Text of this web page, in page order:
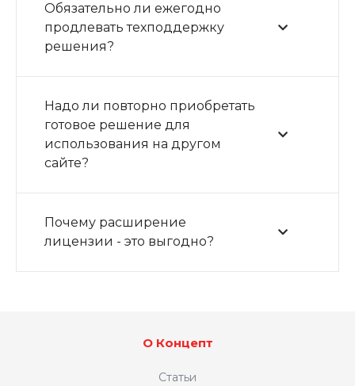
Максимальная
скорость загрузки
С каждой лишней секундой загрузки сайта
вы теряете потенциальных
Но сINTEC.UniBOXэтого больше не
Обязательно ли ежегодно
продлевать техподдержку
решения?
Надо ли повторно приобретать
готовое решение для
использования на другом
сайте?
Почему расширение
лицензии - это выгодно?
О Концепт
Статьи